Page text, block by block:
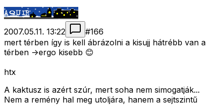
2007.05.11. 13:22 #166
mert térben így is kell ábrázolni a kisujj hátrébb van a
térben ->ergo kisebb 😊
htx
A kaktusz is azért szúr, mert soha nem simogatják...
Nem a remény hal meg utoljára, hanem a sejtszintű